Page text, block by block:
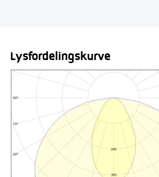
Lysfordelingskurve